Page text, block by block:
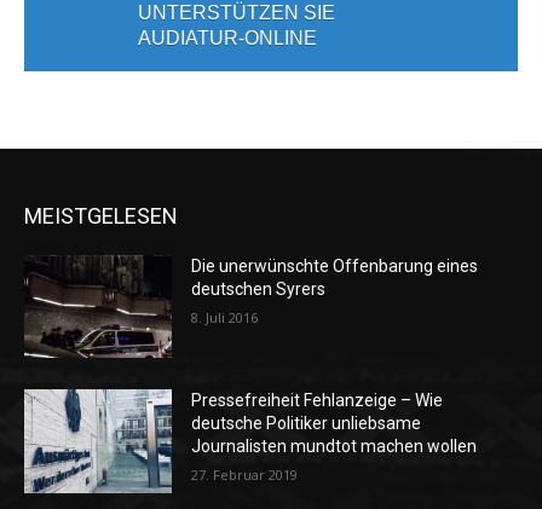
UNTERSTÜTZEN SIE
AUDIATUR-ONLINE
MEISTGELESEN
Die unerwünschte Offenbarung eines
deutschen Syrers
8. Juli 2016
Pressefreiheit Fehlanzeige – Wie
deutsche Politiker unliebsame
Journalisten mundtot machen wollen
27. Februar 2019